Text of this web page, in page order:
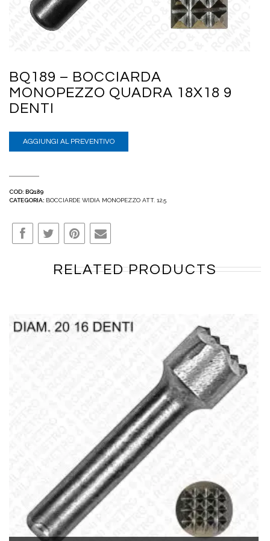
BQ189 – BOCCIARDA
MONOPEZZO QUADRA 18X18 9
DENTI
AGGIUNGI AL PREVENTIVO
COD: BQ189
CATEGORIA: BOCCIARDE WIDIA MONOPEZZO ATT. 12.5
RELATED PRODUCTS